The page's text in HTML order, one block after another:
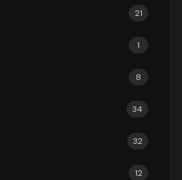
21
1
8
34
32
12